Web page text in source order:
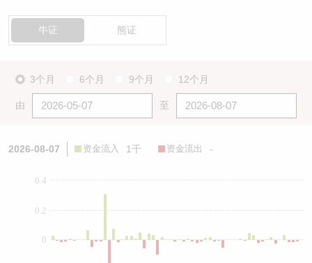
牛证 熊证
3个月 6个月 9个月 12个月
由 至
2026-08-07 资金流入 1千 资金流出 -
0
0.2
0.4